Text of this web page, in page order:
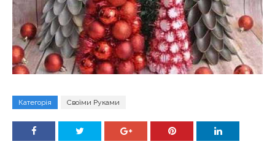
Категорія Своїми Руками